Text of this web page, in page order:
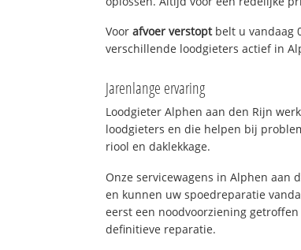
Voorafvoer verstoptbelt u vandaag
verschillende loodgieters actief in
Jarenlange ervaring
Loodgieter Alphen aan den Rijn
loodgieters en die helpen bij
riool en daklekkage.
Onze servicewagens in Alphen aan
en kunnen uw spoedreparatie
eerst een noodvoorziening
definitieve reparatie.